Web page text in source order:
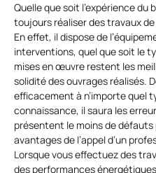
Quelle que soit l’expérience du
toujours réaliser des travaux
En effet, il dispose de
interventions, quel que soit le
mises en œuvre restent les
solidité des ouvrages réalisés.
efficacement à n’importe quel
connaissance, il saura les
présentent le moins de défauts
avantages de l’appel d’un
Lorsque vous effectuez des
des performances